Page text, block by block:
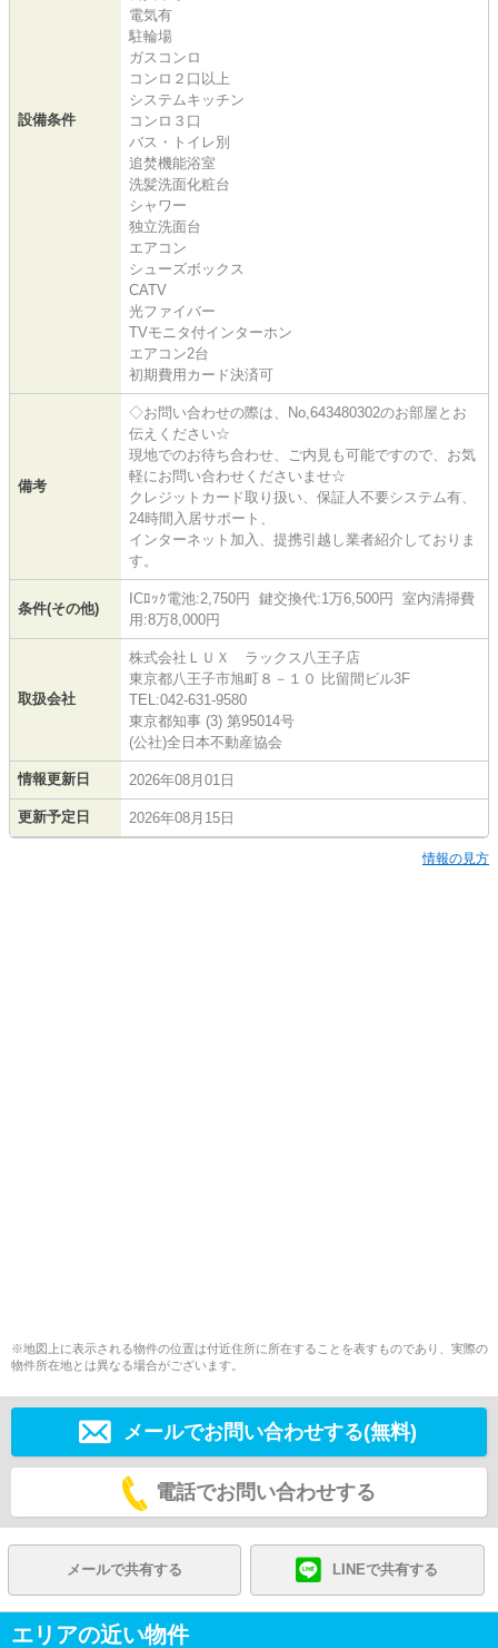
設備条件
電気有
駐輪場
ガスコンロ
コンロ２口以上
システムキッチン
コンロ３口
バス・トイレ別
追焚機能浴室
洗髪洗面化粧台
シャワー
独立洗面台
エアコン
シューズボックス
CATV
光ファイバー
TVモニタ付インターホン
エアコン2台
初期費用カード決済可
備考
◇お問い合わせの際は、No,643480302のお部屋とお
伝えください☆
現地でのお待ち合わせ、ご内見も可能ですので、お気
軽にお問い合わせくださいませ☆
クレジットカード取り扱い、保証人不要システム有、
24時間入居サポート、
インターネット加入、提携引越し業者紹介しておりま
す。
条件(その他)
ICﾛｯｸ電池:2,750円 鍵交換代:1万6,500円 室内清掃費
用:8万8,000円
取扱会社
株式会社ＬＵＸ ラックス八王子店
東京都八王子市旭町８－１０ 比留間ビル3F
TEL:042-631-9580
東京都知事 (3) 第95014号
(公社)全日本不動産協会
情報更新日 2026年08月01日
更新予定日 2026年08月15日
情報の見方
※地図上に表示される物件の位置は付近住所に所在することを表すものであり、実際の
物件所在地とは異なる場合がございます。
メールでお問い合わせする(無料)
電話でお問い合わせする
メールで共有する LINEで共有する
エリアの近い物件